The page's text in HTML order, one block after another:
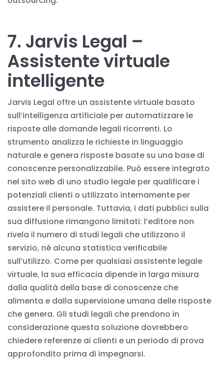
7. Jarvis Legal –
Assistente virtuale
intelligente
Jarvis Legal offre un assistente virtuale basato
sull’intelligenza artificiale per automatizzare le
risposte alle domande legali ricorrenti. Lo
strumento analizza le richieste in linguaggio
naturale e genera risposte basate su una base di
conoscenze personalizzabile. Può essere integrato
nel sito web di uno studio legale per qualificare i
potenziali clienti o utilizzato internamente per
assistere il personale. Tuttavia, i dati pubblici sulla
sua diffusione rimangono limitati: l’editore non
rivela il numero di studi legali che utilizzano il
servizio, né alcuna statistica verificabile
sull’utilizzo. Come per qualsiasi assistente legale
virtuale, la sua efficacia dipende in larga misura
dalla qualità della base di conoscenze che
alimenta e dalla supervisione umana delle risposte
che genera. Gli studi legali che prendono in
considerazione questa soluzione dovrebbero
chiedere referenze ai clienti e un periodo di prova
approfondito prima di impegnarsi.